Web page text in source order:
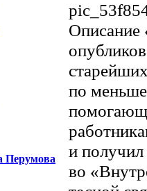
Перумова
Описание
по
и
во